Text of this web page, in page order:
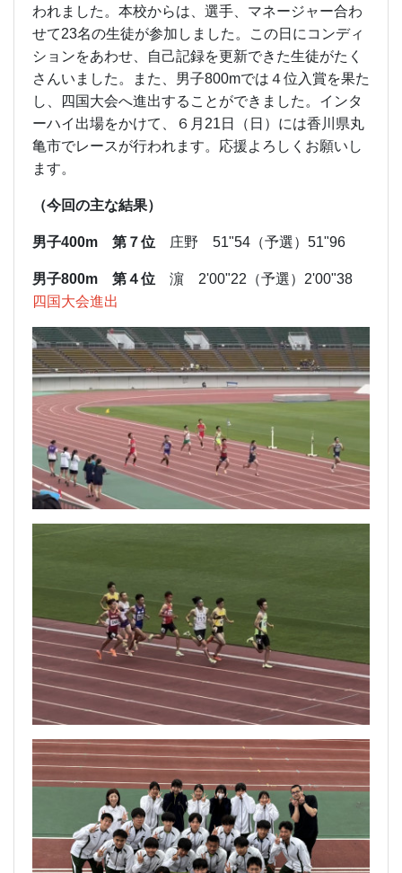
われました。本校からは、選手、マネージャー合わ
せて23名の生徒が参加しました。この日にコンディ
ションをあわせ、自己記録を更新できた生徒がたく
さんいました。また、男子800mでは４位入賞を果た
し、四国大会へ進出することができました。インタ
ーハイ出場をかけて、６月21日（日）には香川県丸
亀市でレースが行われます。応援よろしくお願いし
ます。
（今回の主な結果）
男子400m 第７位 庄野 51"54（予選）51"96
男子800m 第４位 濵 2'00"22（予選）2'00"38
四国大会進出